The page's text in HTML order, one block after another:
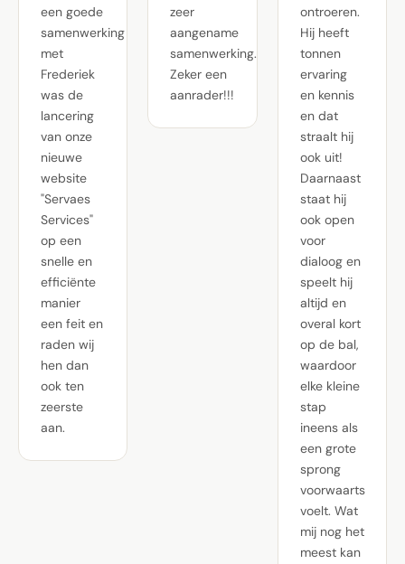
een goede
samenwerking
met
Frederiek
was de
lancering
van onze
nieuwe
website
"Servaes
Services"
op een
snelle en
efficiënte
manier
een feit en
raden wij
hen dan
ook ten
zeerste
aan.
zeer
aangename
samenwerking.
Zeker een
aanrader!!!
ontroeren.
Hij heeft
tonnen
ervaring
en kennis
en dat
straalt hij
ook uit!
Daarnaast
staat hij
ook open
voor
dialoog en
speelt hij
altijd en
overal kort
op de bal,
waardoor
elke kleine
stap
ineens als
een grote
sprong
voorwaarts
voelt. Wat
mij nog het
meest kan